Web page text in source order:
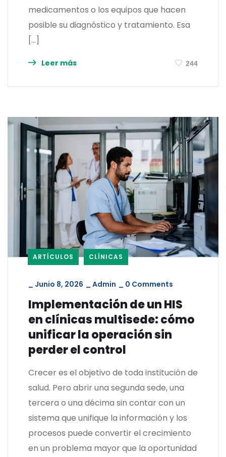
medicamentos o los equipos que hacen
posible su diagnóstico y tratamiento. Esa
[…]
Leer más 244
ARTÍCULOS CLÍNICAS
_ Junio 8, 2026 _ Admin _ 0 Comments
Implementación de un HIS
en clínicas multisede: cómo
unificar la operación sin
perder el control
Crecer es el objetivo de toda institución de
salud. Pero abrir una segunda sede, una
tercera o una décima sin contar con un
sistema que unifique la información y los
procesos puede convertir el crecimiento
en un problema mayor que la oportunidad